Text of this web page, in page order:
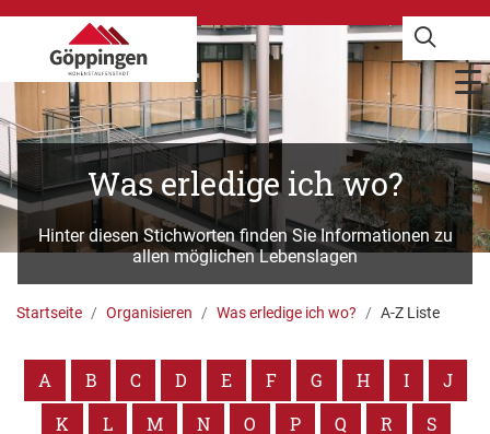
Was erledige ich wo?
Hinter diesen Stichworten finden Sie Informationen zu
allen möglichen Lebenslagen
Startseite Organisieren Was erledige ich wo? A-Z Liste
A B C D E F G H I
J
K
L M N O P Q R
S